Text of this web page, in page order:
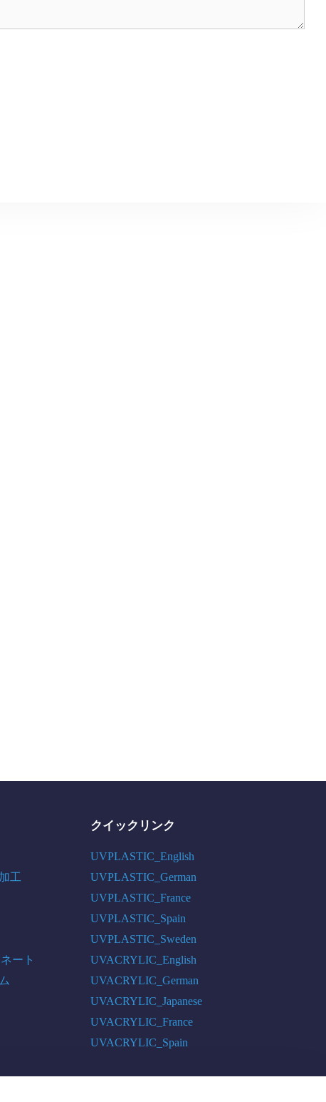
工
ート
クイックリンク
UVPLASTIC_English
UVPLASTIC_German
UVPLASTIC_France
UVPLASTIC_Spain
UVPLASTIC_Sweden
UVACRYLIC_English
UVACRYLIC_German
UVACRYLIC_Japanese
UVACRYLIC_France
UVACRYLIC_Spain